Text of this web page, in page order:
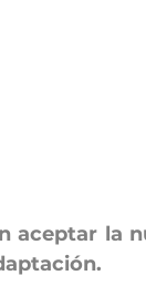
aceptar la